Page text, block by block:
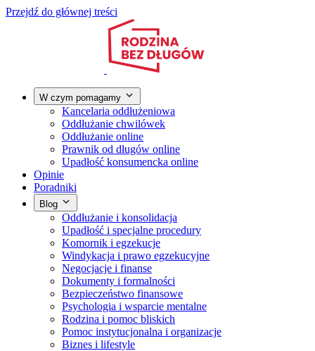
Przejdź do głównej treści
W czym pomagamy
Kancelaria oddłużeniowa
Oddłużanie chwilówek
Oddłużanie online
Prawnik od długów online
Upadłość konsumencka online
Opinie
Poradniki
Blog
Oddłużanie i konsolidacja
Upadłość i specjalne procedury
Komornik i egzekucje
Windykacja i prawo egzekucyjne
Negocjacje i finanse
Dokumenty i formalności
Bezpieczeństwo finansowe
Psychologia i wsparcie mentalne
Rodzina i pomoc bliskich
Pomoc instytucjonalna i organizacje
Biznes i lifestyle